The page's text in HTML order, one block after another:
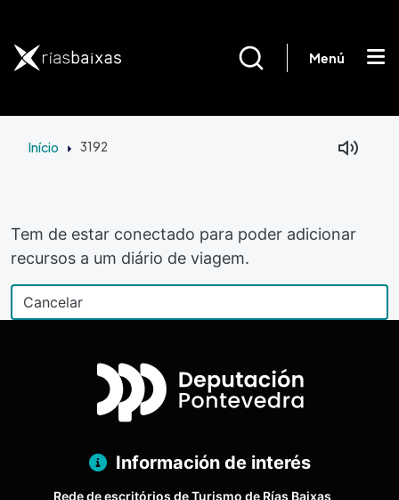
Menú
Início 3192
Tem de estar conectado para poder adicionar
recursos a um diário de viagem.
Información de interés
Rede de escritórios de Turismo de Rías Baixas